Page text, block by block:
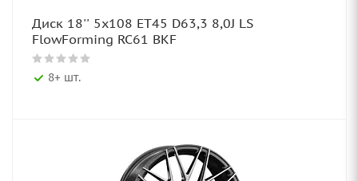
Диск 18'' 5x108 ET45 D63,3 8,0J LS
FlowForming RC61 BKF
8+ шт.